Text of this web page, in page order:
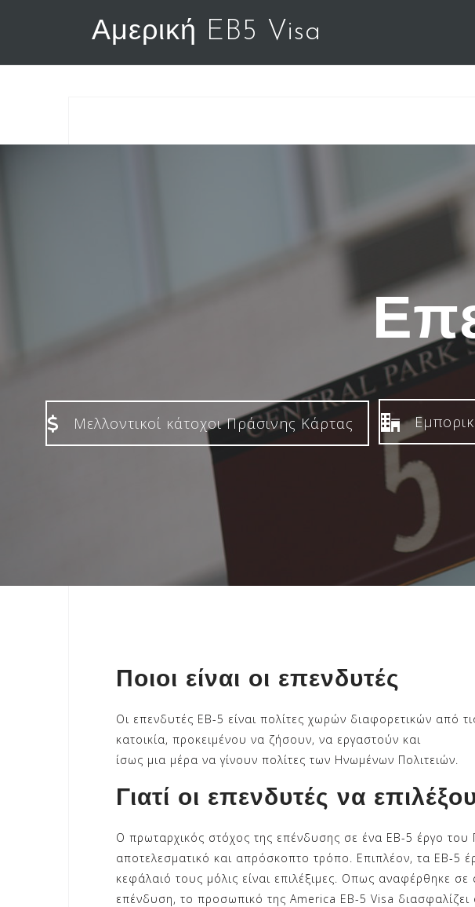
Αμερική EB5 Visa
Μελλοντικοί κάτοχοι Πράσινης Κάρτας
Ποιοι είναι οι επενδυτές
Οι επενδυτές EB-5 είναι πολίτες χωρών διαφορετικών από
κατοικία, προκειμένου να ζήσουν, να εργαστούν και
ίσως μια μέρα να γίνουν πολίτες των Ηνωμένων Πολιτειών.
Γιατί οι επενδυτές να
Ο πρωταρχικός στόχος της επένδυσης σε ένα EB-5 έργο του
αποτελεσματικό και απρόσκοπτο τρόπο. Επιπλέον, τα EB-5
κεφάλαιό τους μόλις είναι επιλέξιμες. Οπως αναφέρθηκε
επένδυση, το προσωπικό της America EB-5 Visa διασφαλίζει